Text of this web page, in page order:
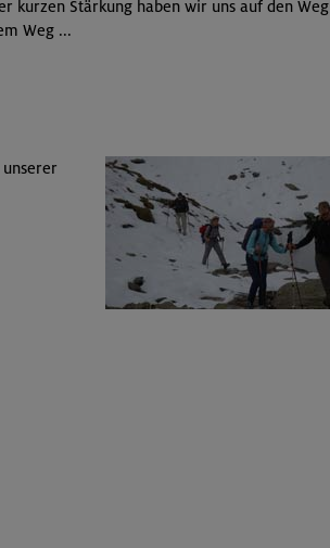
kurzen Stärkung haben wir uns auf den Weg
Weg ...